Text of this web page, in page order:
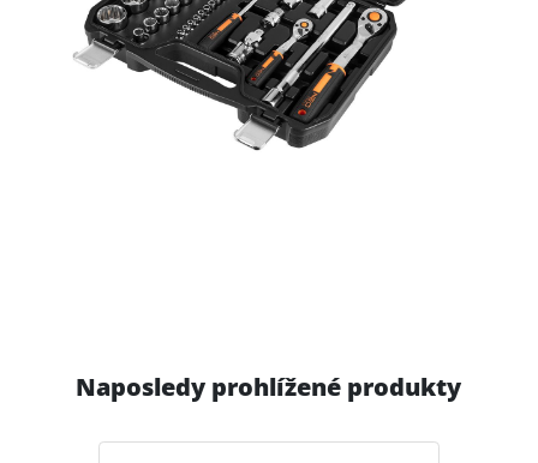
Naposledy prohlížené produkty